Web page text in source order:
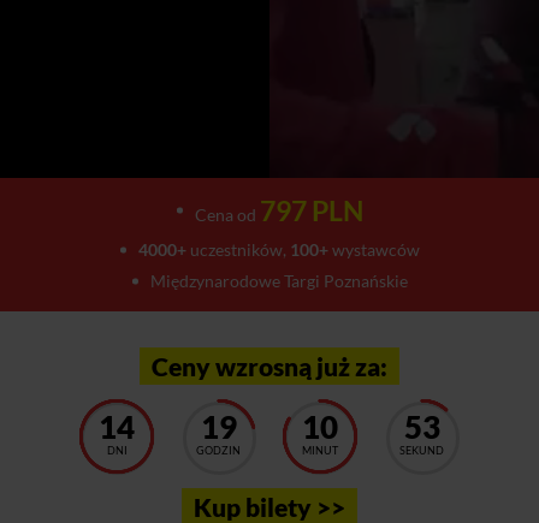
Cena od 797 PLN
4000+uczestników, 100+wystawców
Międzynarodowe Targi Poznańskie
Ceny wzrosną już za:
14
DNI
19
GODZIN
10
MINUT
49
SEKUND
Kup bilety >>